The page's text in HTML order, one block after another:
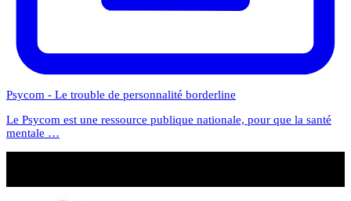
Psycom - Le trouble de personnalité borderline
Le Psycom est une ressource publique nationale, pour que la santé
mentale …